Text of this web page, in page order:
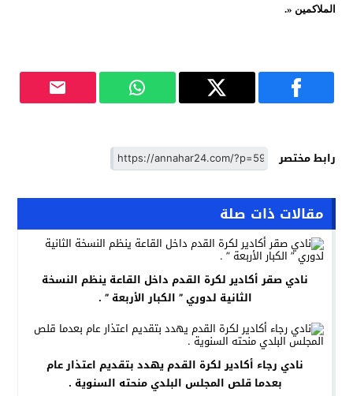
الملاكمين «.
رابط مختصر
مقالات ذات صلة
نادي صقر أكادير لكرة القدم داخل القاعة ينظم النسخة
الثانية لدوري ” الكبار الأربعة ” .
نادي رجاء أكادير لكرة القدم يهدد بتقديم اعتذار عام
بعدما قلص المجلس البلدي منحته السنوية .